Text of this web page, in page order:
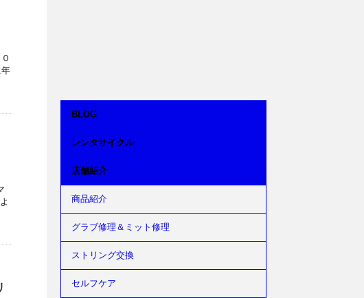
BLOG
レンタサイクル
店舗紹介
商品紹介
グラブ修理＆ミット修理
ストリング交換
セルフケア